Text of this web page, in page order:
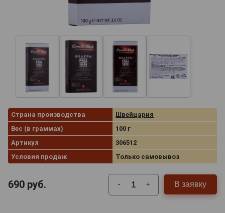
Страна производства
Швейцария
Вес (в граммах)
100 г
Артикул
306512
Условия продаж
Только самовывоз
690 руб. - + В заявку